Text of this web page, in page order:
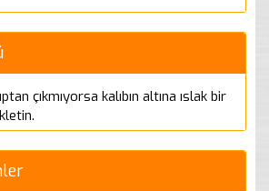
çıkmıyorsa kalıbın altına ıslak bir